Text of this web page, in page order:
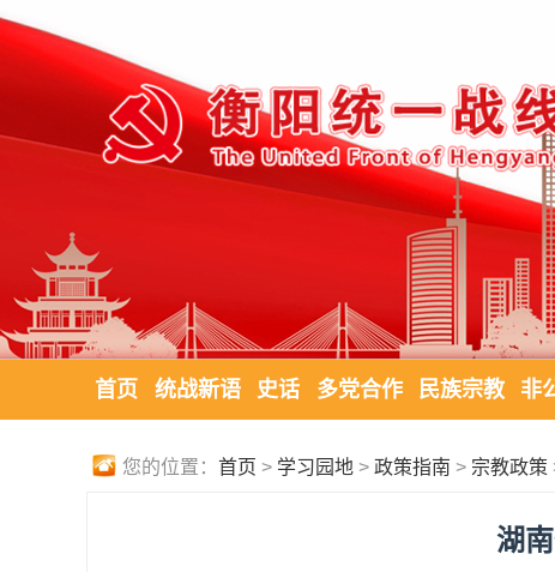
首页 统战新语 史话 多党合作 民族宗教 非
您的位置： 首页 > 学习园地 > 政策指南 > 宗教政策
湖